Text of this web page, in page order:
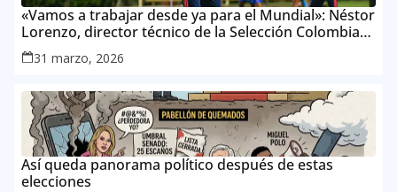
«Vamos a trabajar desde ya para el Mundial»: Néstor
Lorenzo, director técnico de la Selección Colombia
Masculina de Mayores
31 marzo, 2026
Así queda panorama político después de estas
elecciones